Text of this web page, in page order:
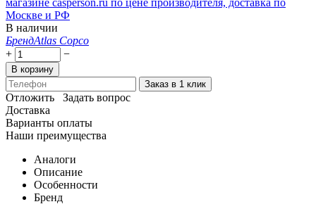
В наличии
БрендAtlas Copco
+
−
В корзину
Заказ в 1 клик
Отложить
Задать вопрос
Доставка
Варианты оплаты
Наши преимущества
Аналоги
Описание
Особенности
Бренд